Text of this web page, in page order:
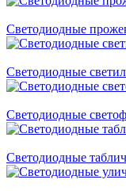
Светодиодные
Светодиодные
Светодиодные
Светодиодные